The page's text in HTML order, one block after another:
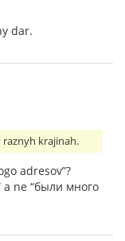
dar.
raznyh krajinah.
adresov”?
ne “были много